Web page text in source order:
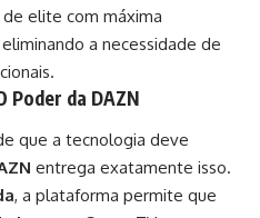
elite com máxima
a necessidade de
Poder da DAZN
que a tecnologia deve
entrega exatamente isso.
, a plataforma permite que